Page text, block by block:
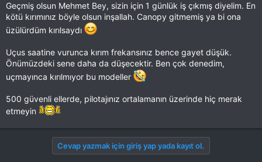
Geçmiş olsun Mehmet Bey, sizin için 1 günlük iş çıkmış diyelim. En
kötü kırımınız böyle olsun inşallah. Canopy gitmemiş ya bi ona
üzülürdüm kırılsaydı
Uçus saatine vurunca kırım frekansınız bence gayet düşük.
Önümüzdeki sene daha da düşecektir. Ben çok denedim,
uçmayınca kırılmıyor bu modeller
500 güvenli ellerde, pilotajınız ortalamanın üzerinde hiç merak
etmeyin
Cevap yazmak için giriş yap yada kayıt ol.